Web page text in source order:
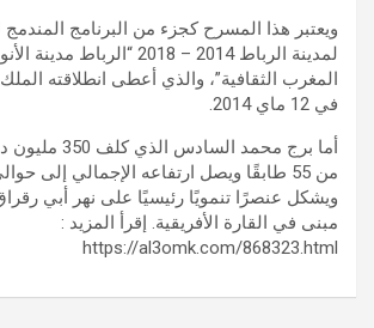
ويعتبر هذا المسرح كجزء من البرنامج المندمج
لمدينة الرباط 2014 – 2018 “الرباط
المغرب الثقافية”، والذي أعطى انطلاقته
في 12 ماي 2014.
أما برج محمد
ويشكل عنصرًا تنمويًا رئيسيًا على نهر أبي
مبنى في القارة الأفريقية. إقرأ المزيد :
https://al3omk.com/868323.html